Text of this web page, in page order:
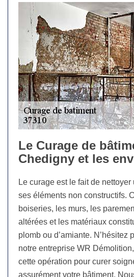
Le Curage de
Chedigny et les
Le curage est le fait de
ses éléments non constructifs.
boiseries, les murs, les
altérées et les matériaux
plomb ou d’amiante. N’hésitez
notre entreprise WR
cette opération pour curer
assurément votre bâtiment.